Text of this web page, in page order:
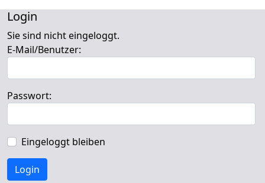
Login
Sie sind nicht eingeloggt.
E-Mail/Benutzer:
Passwort:
Eingeloggt bleiben